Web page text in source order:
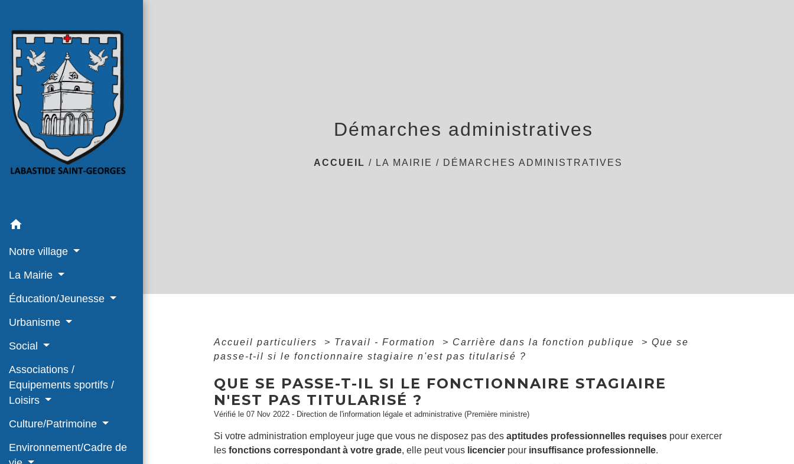
home
Notre village
La Mairie
Éducation/Jeunesse
Urbanisme
Social
Associations /
Equipements sportifs /
Loisirs
Culture/Patrimoine
Environnement/Cadre de
Démarches administratives
ACCUEIL / LA MAIRIE / DÉMARCHES ADMINISTRATIVES
Accueil particuliers > Travail - Formation > Carrière dans la fonction publique > Que se
passe-t-il si le fonctionnaire stagiaire n'est pas titularisé ?
QUE SE PASSE-T-IL SI LE FONCTIONNAIRE STAGIAIRE
N'EST PAS TITULARISÉ ?
Vérifié le 07 Nov 2022 - Direction de l'information légale et administrative (Première ministre)
Si votre administration employeur juge que vous ne disposez pas des aptitudes professionnelles requisespour exercer
les fonctions correspondant à votre grade, elle peut vous licencierpour insuffisance professionnelle.